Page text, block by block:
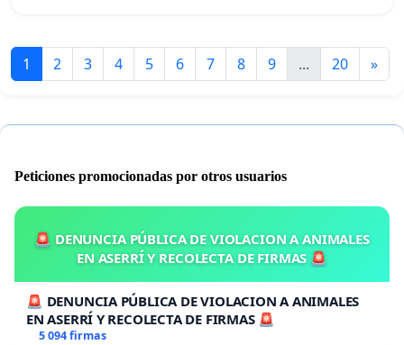
1 2 3 4 5 6 7 8 9 ... 20 »
Peticiones promocionadas por otros usuarios
🚨 DENUNCIA PÚBLICA DE VIOLACION A ANIMALES
EN ASERRÍ Y RECOLECTA DE FIRMAS 🚨
🚨 DENUNCIA PÚBLICA DE VIOLACION A ANIMALES
EN ASERRÍ Y RECOLECTA DE FIRMAS 🚨
5 094 firmas